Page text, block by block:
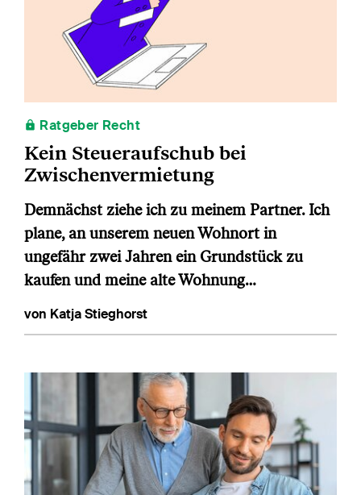
Ratgeber Recht
Kein Steueraufschub bei
Zwischenvermietung
Demnächst ziehe ich zu meinem Partner. Ich
plane, an unserem neuen Wohnort in
ungefähr zwei Jahren ein Grundstück zu
kaufen und meine alte Wohnung…
von Katja Stieghorst